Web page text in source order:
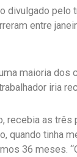
divulgado pelo
entre
maioria dos
iria
recebia as três
quando tinha
36 meses.